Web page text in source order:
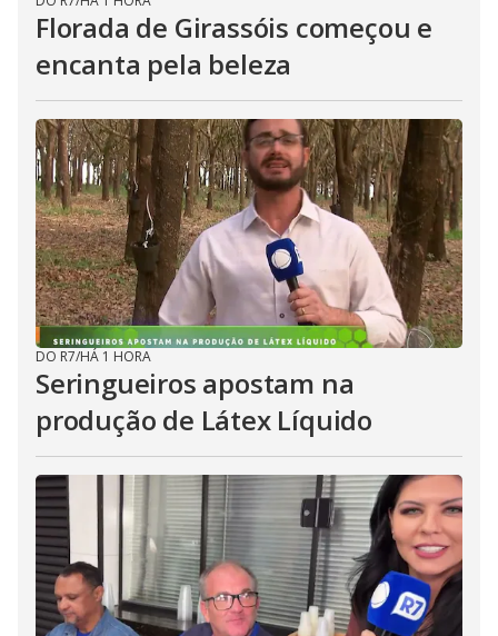
Florada de Girassóis começou e
encanta pela beleza
DO R7/HÁ 1 HORA
Seringueiros apostam na
produção de Látex Líquido